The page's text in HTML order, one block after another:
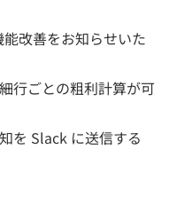
改善をお知らせいた
行ごとの粗利計算が可
を Slack に送信する